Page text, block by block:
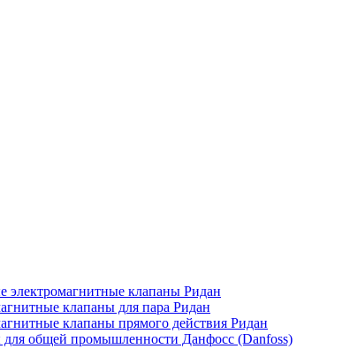
клапаны Ридан
клапаны для пара Ридан
клапаны прямого действия Ридан
общей промышленности Данфосс (Danfoss)